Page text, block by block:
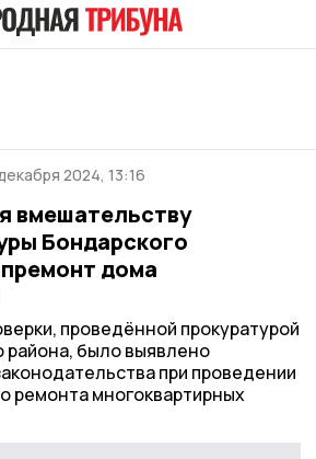
2024, 13:16
вмешательству
Бондарского
дома
проведённой прокуратурой
района, было выявлено
при проведении
ремонта многоквартирных